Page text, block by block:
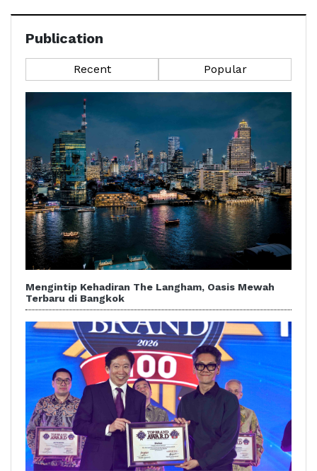
Publication
Recent Popular
Mengintip Kehadiran The Langham, Oasis Mewah
Terbaru di Bangkok